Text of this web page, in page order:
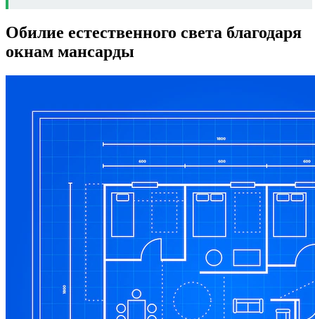
Обилие естественного света благодаря
окнам мансарды